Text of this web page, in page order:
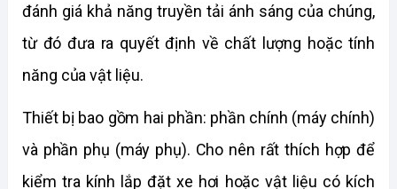
đánh giá khả năng truyền tải ánh sáng của chúng,
từ đó đưa ra quyết định về chất lượng hoặc tính
năng của vật liệu.
Thiết bị bao gồm hai phần: phần chính (máy chính)
và phần phụ (máy phụ). Cho nên rất thích hợp để
kiểm tra kính lắp đặt xe hơi hoặc vật liệu có kích